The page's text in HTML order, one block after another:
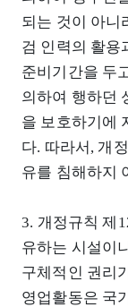
되는 것이 아니
검 인력의 활용
준비기간을 두
의하여 행하던
을 보호하기에
다. 따라서, 개
유를 침해하지
3. 개정규칙 제
유하는 시설이
구체적인 권리
영업활동은 국